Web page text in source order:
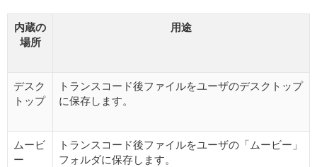
内蔵の
場所
用途
デスク
トップ
トランスコード後ファイルをユーザのデスクトップ
に保存します。
ムービ
ー
トランスコード後ファイルをユーザの「ムービー」
フォルダに保存します。